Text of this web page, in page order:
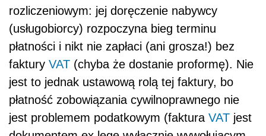
rozliczeniowym: jej doręczenie nabywcy
(usługobiorcy) rozpoczyna bieg terminu
płatności i nikt nie zapłaci (ani grosza!) bez
faktury VAT (chyba że dostanie proformę). Nie
jest to jednak ustawową rolą tej faktury, bo
płatność zobowiązania cywilnoprawnego nie
jest problemem podatkowym (faktura VAT jest